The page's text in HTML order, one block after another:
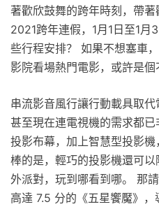
著歡欣鼓舞的跨年時刻，帶著
2021跨年連假，1月1日至1月
些行程安排？ 如果不想塞車
影院看場熱門電影，或許是個
串流影音風行讓行動載具取代
甚至現在連電視機的需求都
投影布幕，加上智慧型投影
棒的是，輕巧的投影機還可
外派對，玩到哪看到哪。 那
高達 7.5 分的《五星饗魘》